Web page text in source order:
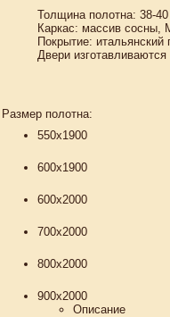
Толщина полотна: 38-
Каркас: массив
Покрытие:
Двери
Размер полотна:
550х1900
600х1900
600х2000
700х2000
800х2000
900х2000
Описание